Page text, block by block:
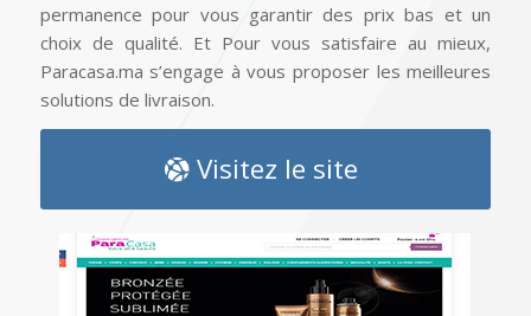
permanence pour vous garantir des prix bas et un
choix de qualité. Et Pour vous satisfaire au mieux,
Paracasa.ma s’engage à vous proposer les meilleures
solutions de livraison.
Visitez le site